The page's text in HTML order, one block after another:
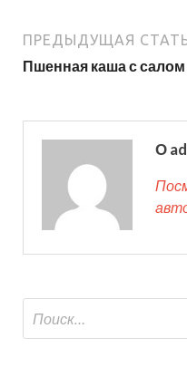
ПРЕДЫДУЩАЯ
Пшенная каша с салом
О